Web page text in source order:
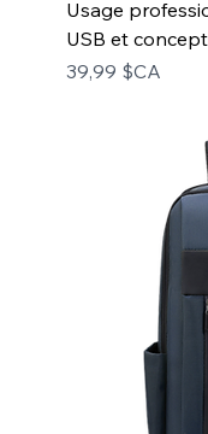
Usage
USB et
Prix
39,99 $CA